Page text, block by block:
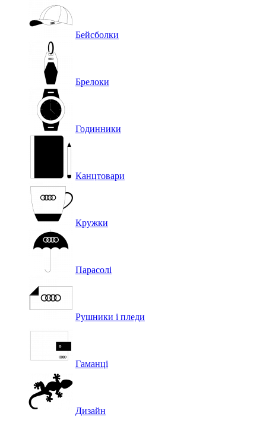
Бейсболки
Брелоки
Годинники
Канцтовари
Кружки
Парасолі
Рушники і пледи
Гаманці
Дизайн